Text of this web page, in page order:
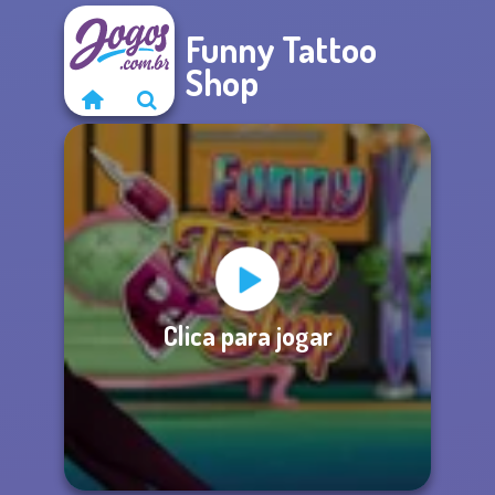
Funny Tattoo
Shop
Clica para jogar